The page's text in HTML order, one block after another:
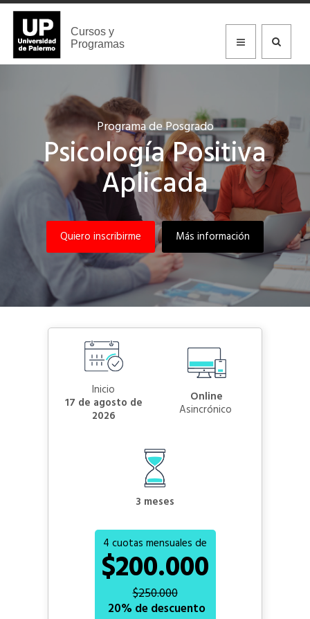
Cursos y
Programas
Programa de Posgrado
Psicología Positiva
Aplicada
Quiero inscribirme Más información
Inicio
17 de agosto de
2026
Online
asincrónico
3 meses
4 cuotas mensuales de
$200.000
$250.000
20% de descuento